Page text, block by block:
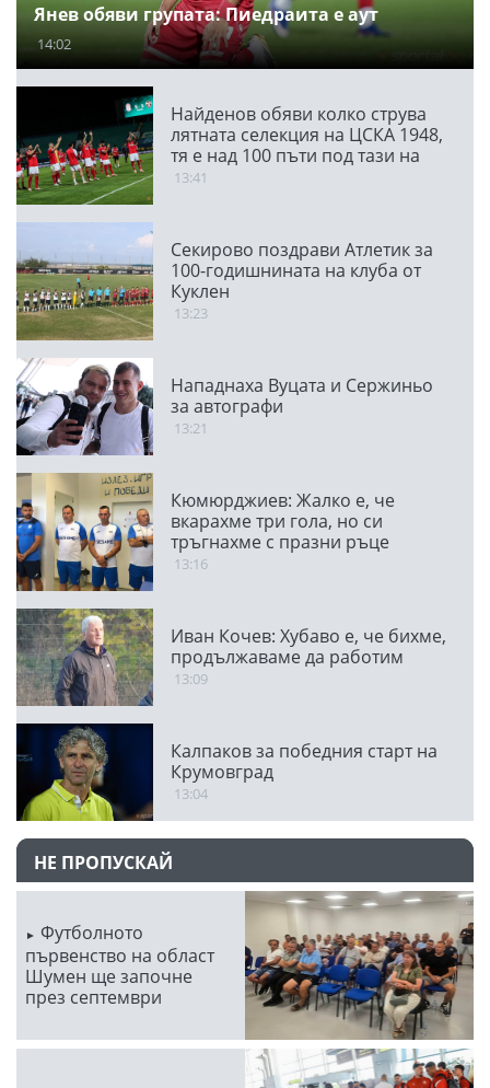
Янев обяви групата: Пиедраита е аут
14:02
Найденов обяви колко струва
лятната селекция на ЦСКА 1948,
тя е над 100 пъти под тази на
ПАО
13:41
Секирово поздрави Атлетик за
100-годишнината на клуба от
Куклен
13:23
Нападнаха Вуцата и Сержиньо
за автографи
13:21
Кюмюрджиев: Жалко е, че
вкарахме три гола, но си
тръгнахме с празни ръце
13:16
Иван Кочев: Хубаво е, че бихме,
продължаваме да работим
13:09
Калпаков за победния старт на
Крумовград
13:04
НЕ ПРОПУСКАЙ
Футболното
първенство на област
Шумен ще започне
през септември